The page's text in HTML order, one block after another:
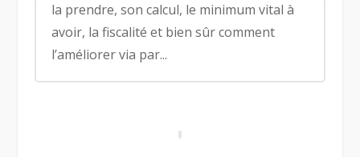
la prendre, son calcul, le minimum vital à
avoir, la fiscalité et bien sûr comment
l’améliorer via par...